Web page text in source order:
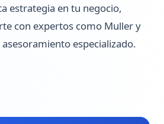
estrategia en tu negocio,
con expertos como Muller y
especializado.